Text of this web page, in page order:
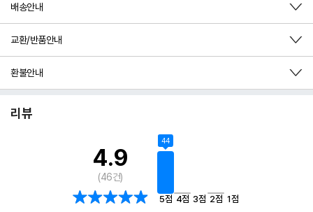
배송안내
교환/반품안내
환불안내
리뷰
4.9
(46건)
44
5점 4점 3점 2점 1점